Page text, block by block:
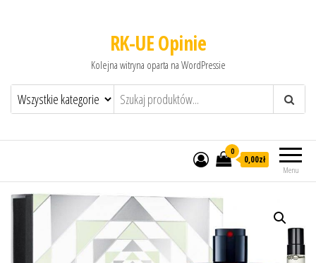
RK-UE Opinie
Kolejna witryna oparta na WordPressie
Menu
0
0,00zł